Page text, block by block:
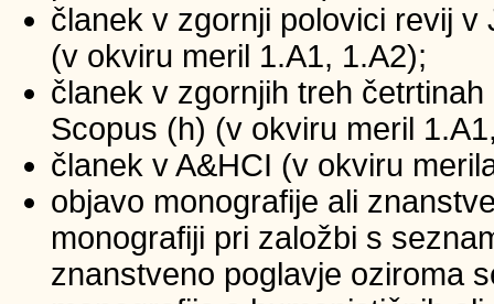
članek v zgornji polovici revij
(v okviru meril 1.A1, 1.A2);
članek v zgornjih treh
Scopus (h) (v okviru meril
članek v A&HCI (v okviru
objavo monografije ali
monografiji pri založbi s
znanstveno poglavje oziroma